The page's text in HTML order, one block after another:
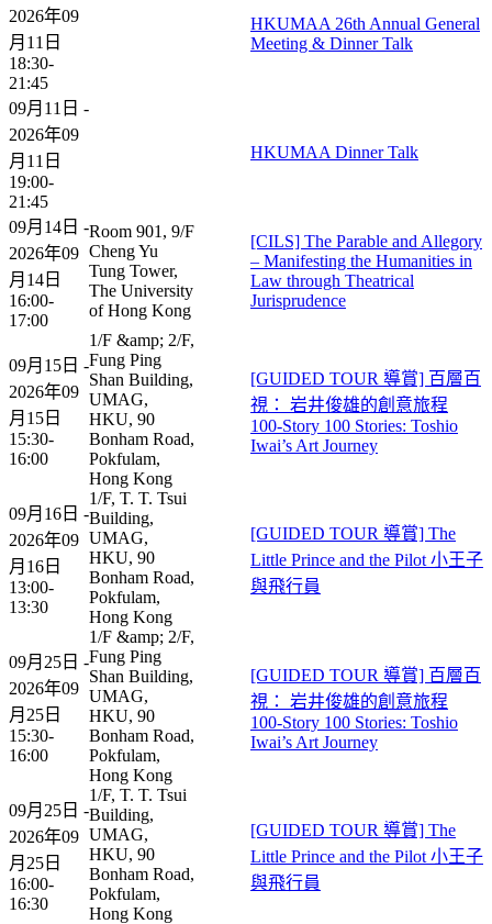
2026年09
月11日
18:30-
21:45
HKUMAA 26th Annual General
Meeting & Dinner Talk
09月11日 -
2026年09
月11日
19:00-
21:45
HKUMAA Dinner Talk
09月14日 -
2026年09
月14日
16:00-
17:00
Room 901, 9/F
Cheng Yu
Tung Tower,
The University
of Hong Kong
[CILS] The Parable and Allegory
– Manifesting the Humanities in
Law through Theatrical
Jurisprudence
09月15日 -
2026年09
月15日
15:30-
16:00
1/F &amp; 2/F,
Fung Ping
Shan Building,
UMAG,
HKU, 90
Bonham Road,
Pokfulam,
Hong Kong
[GUIDED TOUR 導賞] 百層百
視： 岩井俊雄的創意旅程
100-Story 100 Stories: Toshio
Iwai’s Art Journey​
09月16日 -
2026年09
月16日
13:00-
13:30
1/F, T. T. Tsui
Building,
UMAG,
HKU, 90
Bonham Road,
Pokfulam,
Hong Kong
[GUIDED TOUR 導賞] The
Little Prince and the Pilot 小王子
與飛行員
09月25日 -
2026年09
月25日
15:30-
16:00
1/F &amp; 2/F,
Fung Ping
Shan Building,
UMAG,
HKU, 90
Bonham Road,
Pokfulam,
Hong Kong
[GUIDED TOUR 導賞] 百層百
視： 岩井俊雄的創意旅程
100-Story 100 Stories: Toshio
Iwai’s Art Journey​
09月25日 -
2026年09
月25日
16:00-
16:30
1/F, T. T. Tsui
Building,
UMAG,
HKU, 90
Bonham Road,
Pokfulam,
Hong Kong
[GUIDED TOUR 導賞] The
Little Prince and the Pilot 小王子
與飛行員